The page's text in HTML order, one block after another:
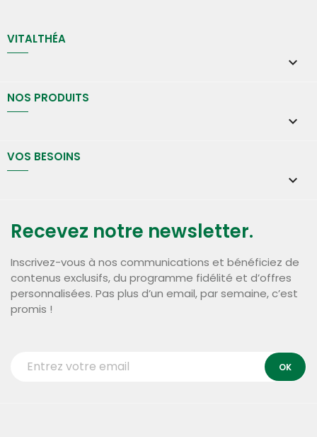
VITALTHÉA

NOS PRODUITS

VOS BESOINS

Recevez notre newsletter.
Inscrivez-vous à nos communications et bénéficiez de
contenus exclusifs, du programme fidélité et d’offres
personnalisées. Pas plus d’un email, par semaine, c’est
promis !